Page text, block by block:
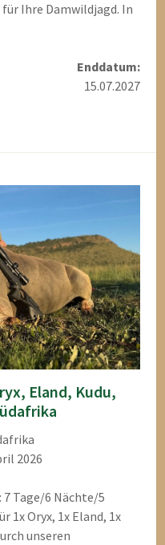
Ihre Damwildjagd. In
Enddatum:
15.07.2027
Eland, Kudu,
2026
Tage/6 Nächte/5
1x Oryx, 1x Eland, 1x
unseren